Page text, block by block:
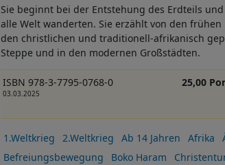
Sie beginnt bei der Entstehung des Erdteils
alle Welt wanderten. Sie erzählt von den
den christlichen und traditionell-afrikanisch
Steppe und in den modernen Großstädten.
ISBN 978-3-7795-0768-0
03.03.2025
25,00
1.Weltkrieg 2.Weltkrieg Ab 14 Jahren Afrika
Befreiungsbewegung
Boko Haram